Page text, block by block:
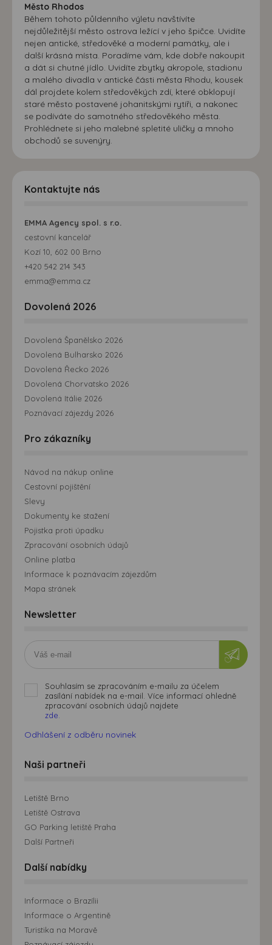
Město Rhodos
Během tohoto půldenního výletu navštívíte
nejdůležitější město ostrova ležící v jeho špičce. Uvidíte
nejen antické, středověké a moderní památky, ale i
další krásná místa. Poradíme vám, kde dobře nakoupit
a dát si chutné jídlo. Uvidíte zbytky akropole, stadionu
a malého divadla v antické části města Rhodu, kousek
dál projdete kolem středověkých zdí, které obklopují
staré město postavené johanitskými rytíři, a nakonec
se podíváte do samotného středověkého města.
Prohlédnete si jeho malebné spletité uličky a mnoho
obchodů se suvenýry.
Kontaktujte nás
EMMA Agency spol. s r.o.
cestovní kancelář
Kozí 10, 602 00 Brno
+420 542 214 343
emma@emma.cz
Dovolená 2026
Dovolená Španělsko 2026
Dovolená Bulharsko 2026
Dovolená Řecko 2026
Dovolená Chorvatsko 2026
Dovolená Itálie 2026
Poznávací zájezdy 2026
Pro zákazníky
Návod na nákup online
Cestovní pojištění
Slevy
Dokumenty ke stažení
Pojistka proti úpadku
Zpracování osobních údajů
Online platba
Informace k poznávacím zájezdům
Mapa stránek
Newsletter
Souhlasím se zpracováním e-mailu za účelem
zasílání nabídek na e-mail. Více informací ohledně
zpracování osobních údajů najdete
zde.
Odhlášení z odběru novinek
Naši partneři
Letiště Brno
Letiště Ostrava
GO Parking letiště Praha
Další Partneři
Další nabídky
Informace o Brazílii
Informace o Argentině
Turistika na Moravě